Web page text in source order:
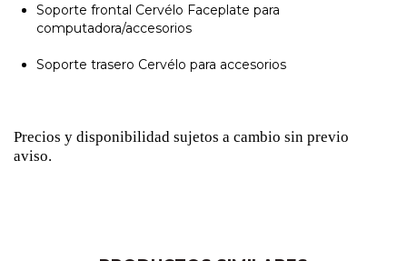
Soporte frontal Cervélo Faceplate para
computadora/accesorios
Soporte trasero Cervélo para accesorios
Precios y disponibilidad sujetos a cambio sin previo
aviso.